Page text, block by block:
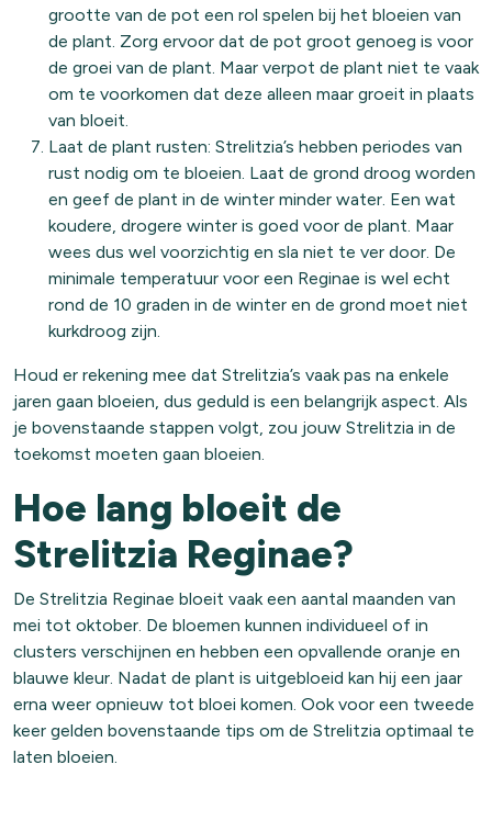
grootte van de pot een rol spelen bij het bloeien van
de plant. Zorg ervoor dat de pot groot genoeg is voor
de groei van de plant. Maar verpot de plant niet te vaak
om te voorkomen dat deze alleen maar groeit in plaats
van bloeit.
Laat de plant rusten: Strelitzia’s hebben periodes van
rust nodig om te bloeien. Laat de grond droog worden
en geef de plant in de winter minder water. Een wat
koudere, drogere winter is goed voor de plant. Maar
wees dus wel voorzichtig en sla niet te ver door. De
minimale temperatuur voor een Reginae is wel echt
rond de 10 graden in de winter en de grond moet niet
kurkdroog zijn.
Houd er rekening mee dat Strelitzia’s vaak pas na enkele
jaren gaan bloeien, dus geduld is een belangrijk aspect. Als
je bovenstaande stappen volgt, zou jouw Strelitzia in de
toekomst moeten gaan bloeien.
Hoe lang bloeit de
Strelitzia Reginae?
De Strelitzia Reginae bloeit vaak een aantal maanden van
mei tot oktober. De bloemen kunnen individueel of in
clusters verschijnen en hebben een opvallende oranje en
blauwe kleur. Nadat de plant is uitgebloeid kan hij een jaar
erna weer opnieuw tot bloei komen. Ook voor een tweede
keer gelden bovenstaande tips om de Strelitzia optimaal te
laten bloeien.